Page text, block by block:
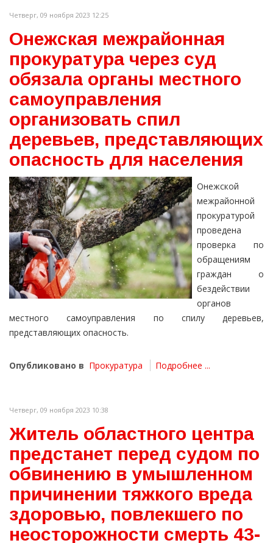
Четверг, 09 ноября 2023 12:25
Онежская межрайонная
прокуратура через суд
обязала органы местного
самоуправления
организовать спил
деревьев, представляющих
опасность для населения
Онежской
межрайонной
прокуратурой
проведена
проверка по
обращениям
граждан о
бездействии
органов
местного самоуправления по спилу деревьев,
представляющих опасность.
Опубликовано в Прокуратура Подробнее ...
Четверг, 09 ноября 2023 10:38
Житель областного центра
предстанет перед судом по
обвинению в умышленном
причинении тяжкого вреда
здоровью, повлекшего по
неосторожности смерть 43-